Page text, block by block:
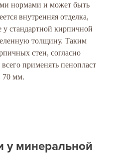
нормами и может быть
внутренняя отделка,
у стандартной кирпичной
толщину. Таким
стен, согласно
применять пенопласт
70 мм.
у минеральной